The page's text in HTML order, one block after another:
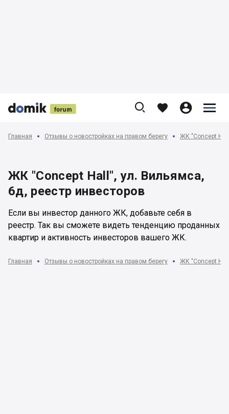


 
    


Главная Отзывы о новостройках на правом берегу ЖК "Concept
ЖК "Concept Hall", ул. Вильямса,
6д, реестр инвесторов
Если вы инвестор данного ЖК, добавьте себя в
реестр. Так вы сможете видеть тенденцию проданных
квартир и активность инвесторов вашего ЖК.
Главная Отзывы о новостройках на правом берегу ЖК "Concept